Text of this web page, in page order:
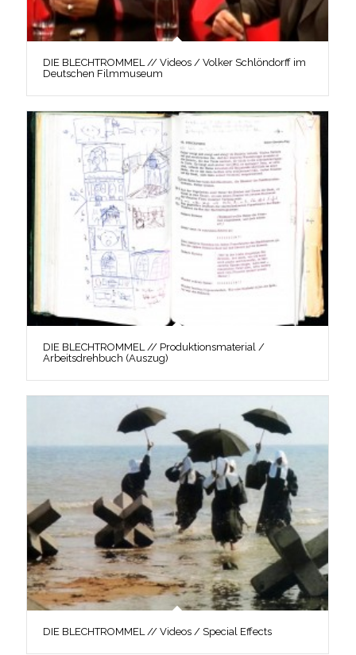
DIE BLECHTROMMEL // Videos / Volker Schlöndorff im
Deutschen Filmmuseum
DIE BLECHTROMMEL // Produktionsmaterial /
Arbeitsdrehbuch (Auszug)
DIE BLECHTROMMEL // Videos / Special Effects